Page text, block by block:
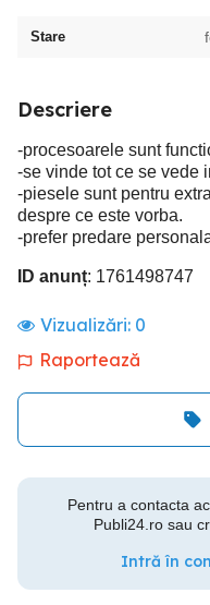
Stare
Descriere
-procesoarele sunt
-se vinde tot ce se vede
-piesele sunt pentru
despre ce este vorba.
-prefer predare
ID anunț: 1761498747
Vizualizări: 0
Raportează
Pentru a contacta
Publi24.ro sau
Intră în